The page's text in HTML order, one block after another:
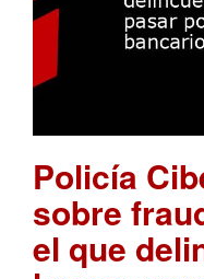
Policía
sobre
el que